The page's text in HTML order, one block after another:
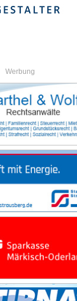
Werbung